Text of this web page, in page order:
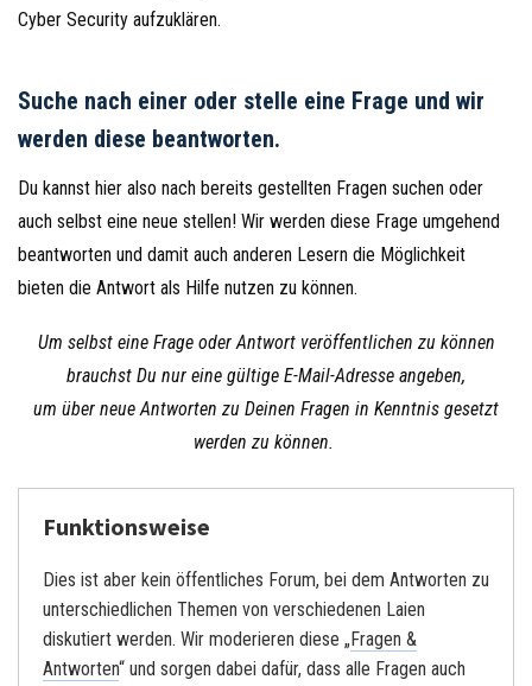
Cyber Security aufzuklären.
Suche nach einer oder stelle eine Frage und wir
werden diese beantworten.
Du kannst hier also nach bereits gestellten Fragen suchen oder
auch selbst eine neue stellen! Wir werden diese Frage umgehend
beantworten und damit auch anderen Lesern die Möglichkeit
bieten die Antwort als Hilfe nutzen zu können.
Um selbst eine Frage oder Antwort veröffentlichen zu können
brauchst Du nur eine gültige E-Mail-Adresse angeben,
um über neue Antworten zu Deinen Fragen in Kenntnis gesetzt
werden zu können.
Funktionsweise
Dies ist aber kein öffentliches Forum, bei dem Antworten zu
unterschiedlichen Themen von verschiedenen Laien
diskutiert werden. Wir moderieren diese „Fragen &
Antworten“ und sorgen dabei dafür, dass alle Fragen auch